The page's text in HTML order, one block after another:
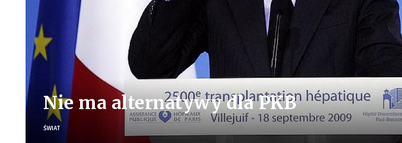
Nie ma alternatywy dla PKB
ŚWIAT